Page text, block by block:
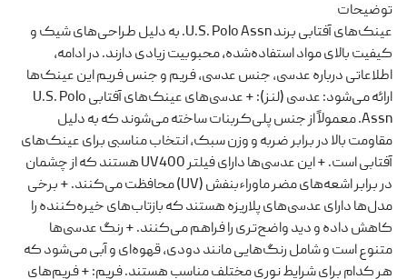
توضیحات
عینک‌های آفتابی برند U.S. Polo Assn. به دلیل طراحی‌های شیک و
کیفیت بالای مواد استفاده‌شده، محبوبیت زیادی دارند. در ادامه،
اطلاعاتی درباره عدسی، جنس عدسی، فریم و جنس فریم این عینک‌ها
ارائه می‌شود: عدسی (لنز): + عدسی‌های عینک‌های آفتابی U.S. Polo
Assn. معمولاً از جنس پلی‌کربنات ساخته می‌شوند که به دلیل
مقاومت بالا در برابر ضربه و وزن سبک، انتخاب مناسبی برای عینک‌های
آفتابی است. + این عدسی‌ها دارای فیلتر UV400 هستند که از چشمان
در برابر اشعه‌های مضر ماوراءبنفش (UV) محافظت می‌کنند. + برخی
مدل‌ها دارای عدسی‌های پلاریزه هستند که بازتاب‌های خیره‌کننده را
کاهش داده و دید واضح‌تری را فراهم می‌کنند. + رنگ عدسی‌ها
متنوع است و شامل رنگ‌هایی مانند دودی، قهوه‌ای و آبی می‌شود که
هر کدام برای شرایط نوری مختلف مناسب هستند. فریم: + فریم‌های